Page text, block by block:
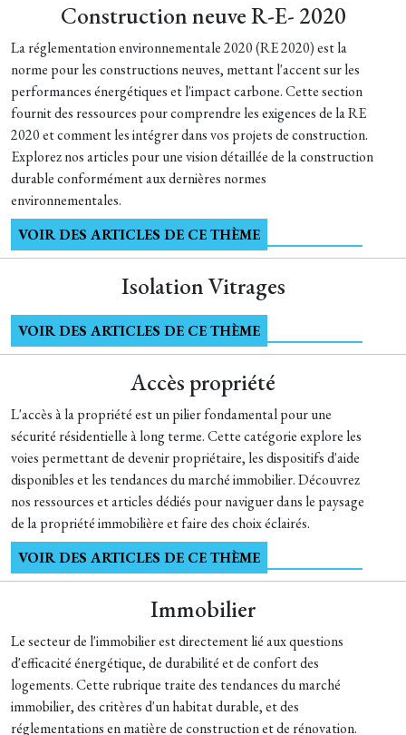
Construction neuve R-E- 2020
La réglementation environnementale 2020 (RE 2020) est la
norme pour les constructions neuves, mettant l'accent sur les
performances énergétiques et l'impact carbone. Cette section
fournit des ressources pour comprendre les exigences de la RE
2020 et comment les intégrer dans vos projets de construction.
Explorez nos articles pour une vision détaillée de la construction
durable conformément aux dernières normes
environnementales.
VOIR DES ARTICLES DE CE THÈME
Isolation Vitrages
VOIR DES ARTICLES DE CE THÈME
Accès propriété
L'accès à la propriété est un pilier fondamental pour une
sécurité résidentielle à long terme. Cette catégorie explore les
voies permettant de devenir propriétaire, les dispositifs d'aide
disponibles et les tendances du marché immobilier. Découvrez
nos ressources et articles dédiés pour naviguer dans le paysage
de la propriété immobilière et faire des choix éclairés.
VOIR DES ARTICLES DE CE THÈME
Immobilier
Le secteur de l'immobilier est directement lié aux questions
d'efficacité énergétique, de durabilité et de confort des
logements. Cette rubrique traite des tendances du marché
immobilier, des critères d'un habitat durable, et des
réglementations en matière de construction et de rénovation.